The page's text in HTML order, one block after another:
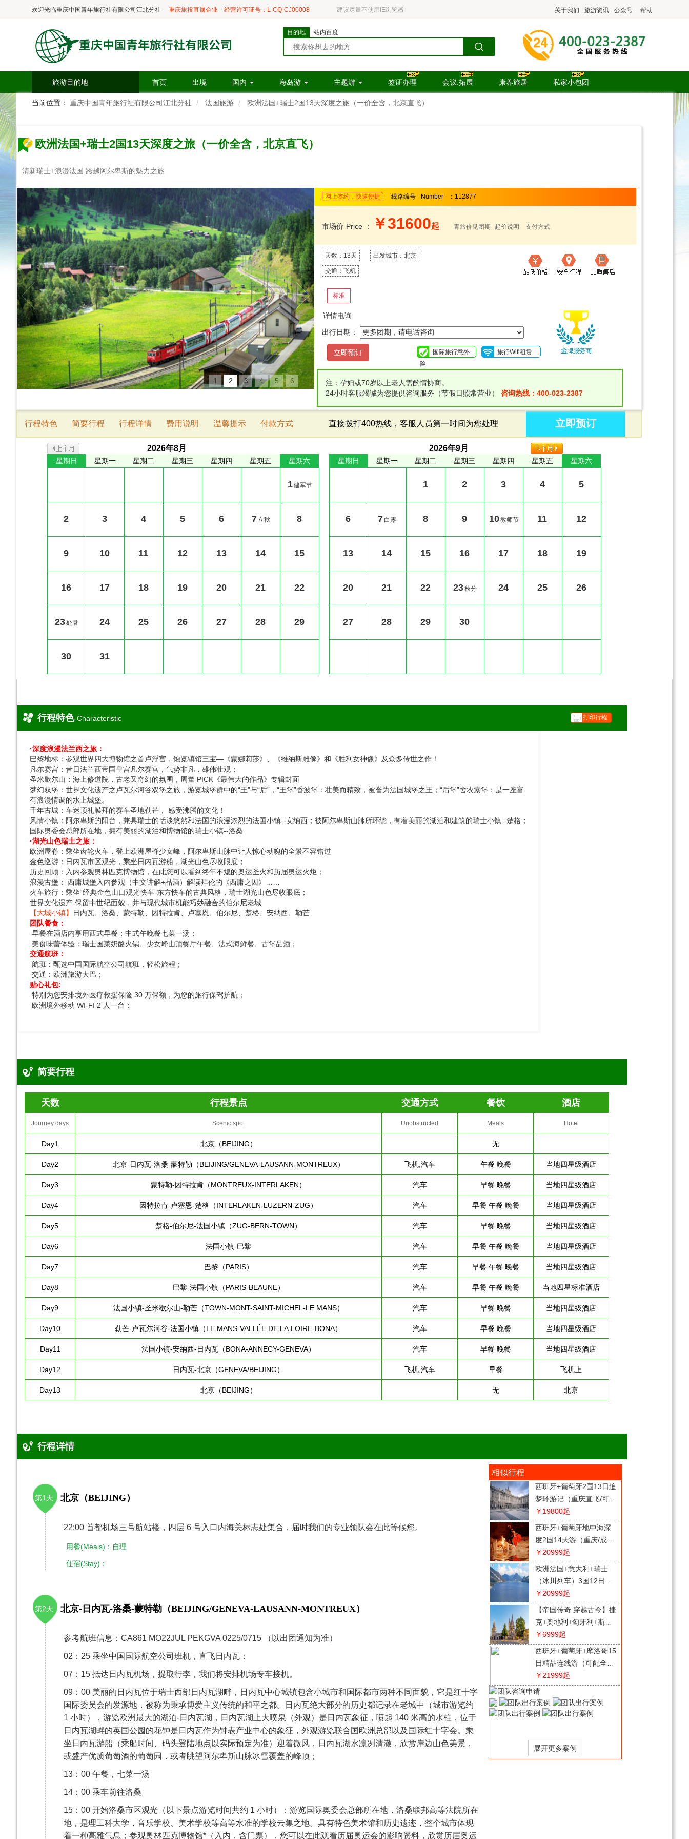
欢迎光临重庆中国青年旅行社有限公司江北分社 重庆旅投直属企业 经营许可证号：L-CQ-CJ00008 建议尽量不使用IE浏览器 关于我们 旅游资讯 公众号 帮助
目的地 站内百度
旅游目的地 首页 出境 国内 海岛游 主题游 签证办理 会议.拓展 康养旅居 私家小包团
当前位置： 重庆中国青年旅行社有限公司江北分社 法国旅游 欧洲法国+瑞士2国13天深度之旅（一价全含，北京直飞）
欧洲法国+瑞士2国13天深度之旅（一价全含，北京直飞）
清新瑞士+浪漫法国:跨越阿尔卑斯的魅力之旅
1 2 3 4 5 6
网上签约，快速便捷 线路编号 Number ：112877
市场价 Price ： ￥31600起 青旅价见团期 起价说明 支付方式
天数：13天 出发城市：北京
交通：飞机
标准
详情电询
出行日期：
国际旅行意外
险
旅行Wifi租赁
注：孕妇或70岁以上老人需酌情协商。
24小时客服竭诚为您提供咨询服务（节假日照常营业） 咨询热线：400-023-2387
行程特色 简要行程 行程详情 费用说明 温馨提示 付款方式 直接拨打400热线，客服人员第一时间为您处理 立即预订
2026年8月
星期日 星期一 星期二 星期三 星期四 星期五 星期六
1建军节
2 3 4 5 6 7立秋 8
9 10 11 12 13 14 15
16 17 18 19 20 21 22
23处暑 24 25 26 27 28 29
30 31
2026年9月
星期日 星期一 星期二 星期三 星期四 星期五 星期六
1 2 3 4 5
6 7 白露 8 9 10教师节 11 12
13 14 15 16 17 18 19
20 21 22 23秋分 24 25 26
27 28 29 30
行程特色 Characteristic 打印行程
·深度浪漫法兰西之旅：
巴黎地标：参观世界四大博物馆之首卢浮宫，饱览镇馆三宝—《蒙娜莉莎》、《维纳斯雕像》和《胜利女神像》及众多传世之作！
凡尔赛宫：昔日法兰西帝国皇宫凡尔赛宫，气势非凡，雄伟壮观；
圣米歇尔山：海上修道院，古老又奇幻的氛围，周董 PICK《最伟大的作品》专辑封面
梦幻双堡：世界文化遗产之卢瓦尔河谷双堡之旅，游览城堡群中的“王”与“后”，“王堡”香波堡：壮美而精致，被誉为法国城堡之王；“后堡”舍农索堡：是一座富
有浪漫情调的水上城堡。
千年古城：车迷顶礼膜拜的赛车圣地勒芒， 感受沸腾的文化！
风情小镇：阿尔卑斯的阳台，兼具瑞士的恬淡悠然和法国的浪漫浓烈的法国小镇--安纳西；被阿尔卑斯山脉所环绕，有着美丽的湖泊和建筑的瑞士小镇--楚格；
国际奥委会总部所在地，拥有美丽的湖泊和博物馆的瑞士小镇--洛桑
·湖光山色瑞士之旅：
欧洲屋脊：乘坐齿轮火车，登上欧洲屋脊少女峰，阿尔卑斯山脉中让人惊心动魄的全景不容错过
金色巡游：日内瓦市区观光，乘坐日内瓦游船，湖光山色尽收眼底；
历史回顾：入内参观奥林匹克博物馆，在此您可以看到终年不熄的奥运圣火和历届奥运火炬；
浪漫古堡： 西庸城堡入内参观（中文讲解+品酒）解读拜伦的《西庸之囚》……
火车旅行：乘坐“经典金色山口观光快车”东方快车的古典风格，瑞士湖光山色尽收眼底；
世界文化遗产:保留中世纪面貌，并与现代城市机能巧妙融合的伯尔尼老城
【大城小镇】
日内瓦、洛桑、蒙特勒、因特拉肯、卢塞恩、伯尔尼、楚格、安纳西、勒芒
团队餐食：
早餐在酒店内享用西式早餐；中式午晚餐七菜一汤；
美食味蕾体验：瑞士国菜奶酪火锅、少女峰山顶餐厅午餐、法式海鲜餐、古堡品酒；
交通航班：
航班：甄选中国国际航空公司航班，轻松旅程；
交通：欧洲旅游大巴；
贴心礼包:
特别为您安排境外医疗救援保险 30 万保额，为您的旅行保驾护航；
欧洲境外移动 WI-FI 2 人一台；
简要行程
天数 行程景点 交通方式 餐饮 酒店
Journey days Scenic spot Unobstructed Meals Hotel
Day1 北京（BEIJING） 无
Day2 北京-日内瓦-洛桑-蒙特勒（BEIJING/GENEVA-LAUSANN-MONTREUX） 飞机,汽车 午餐 晚餐 当地四星级酒店
Day3 蒙特勒-因特拉肯（MONTREUX-INTERLAKEN） 汽车 早餐 晚餐 当地四星级酒店
Day4 因特拉肯-卢塞恩-楚格（INTERLAKEN-LUZERN-ZUG） 汽车 早餐 午餐 晚餐 当地四星级酒店
Day5 楚格-伯尔尼-法国小镇（ZUG-BERN-TOWN） 汽车 早餐 晚餐 当地四星级酒店
Day6 法国小镇-巴黎 汽车 早餐 午餐 晚餐 当地四星级酒店
Day7 巴黎（PARIS） 汽车 早餐 午餐 晚餐 当地四星级酒店
Day8 巴黎-法国小镇（PARIS-BEAUNE） 汽车 早餐 午餐 晚餐 当地四星标准酒店
Day9 法国小镇-圣米歇尔山-勒芒（TOWN-MONT-SAINT-MICHEL-LE MANS） 汽车 早餐 晚餐 当地四星级酒店
Day10 勒芒-卢瓦尔河谷-法国小镇（LE MANS-VALLÉE DE LA LOIRE-BONA） 汽车 早餐 晚餐 当地四星级酒店
Day11 法国小镇-安纳西-日内瓦（BONA-ANNECY-GENEVA） 汽车 早餐 晚餐 当地四星级酒店
Day12 日内瓦-北京（GENEVA/BEIJING） 飞机,汽车 早餐 飞机上
Day13 北京（BEIJING） 无 北京
行程详情
第1天 北京（BEIJING）
22:00 首都机场三号航站楼，四层 6 号入口内海关标志处集合，届时我们的专业领队会在此等候您。
用餐(Meals)：自理
住宿(Stay)：
第2天 北京-日内瓦-洛桑-蒙特勒（BEIJING/GENEVA-LAUSANN-MONTREUX）
​参考航班信息：CA861 MO22JUL PEKGVA 0225/0715 （以出团通知为准）
02：25 乘坐中国国际航空公司班机，直飞日内瓦；
07：15 抵达日内瓦机场，提取行李，我们将安排机场专车接机。
09：00 美丽的日内瓦位于瑞士西部日内瓦湖畔，日内瓦中心城镇包含小城市和国际都市两种不同面貌，它是红十字
国际委员会的发源地，被称为秉承博爱主义传统的和平之都。日内瓦绝大部分的历史都记录在老城中（城市游览约
1 小时），游览欧洲最大的湖泊-日内瓦湖，日内瓦湖上大喷泉（外观）是日内瓦象征，喷起 140 米高的水柱，位于
日内瓦湖畔的英国公园的花钟是日内瓦作为钟表产业中心的象征，外观游览联合国欧洲总部以及国际红十字会。乘
坐日内瓦游船（乘船时间、码头登陆地点以实际预定为准）迎着微风，日内瓦湖水凛冽清澈，欣赏岸边山色美景，
或盛产优质葡萄酒的葡萄园，或者眺望阿尔卑斯山脉冰雪覆盖的峰顶；
13：00 午餐，七菜一汤
14：00 乘车前往洛桑
15：00 开始洛桑市区观光（以下景点游览时间共约 1 小时）：游览国际奥委会总部所在地，洛桑联邦高等法院所在
地，是理工科大学，音乐学校、美术学校等高等水准的学校云集之地。具有特色美术馆和历史遗迹，整个城市体现
着一种高雅气息；参观奥林匹克博物馆*（入内，含门票），您可以在此观看历届奥运会的影响资料，欣赏历届奥运
相似行程
西班牙+葡萄牙2国13日追
梦环游记（重庆直飞/可配
全国联运）
￥19800起
西班牙+葡萄牙地中海深
度2国14天游（重庆/成都
直飞，可配全国联运）
￥20999起
欧洲法国+意大利+瑞士
（冰川列车）3国12日游
（重庆/成都起止，可配全
国联运）
￥20999起
【帝国传奇 穿越古今】捷
克+奥地利+匈牙利+斯洛
伐克4国10天游（重庆直
飞，可配全国联运）
￥6999起
西班牙+葡萄牙+摩洛哥15
日精品连线游（可配全国
联运/一价全含）
￥21999起
探秘西班牙+葡萄牙（波
尔图）2国深度15天游
￥23800起
（匈牙利|塞尔维亚|马其
额|阿尔巴尼亚|黑山克罗
￥32800起